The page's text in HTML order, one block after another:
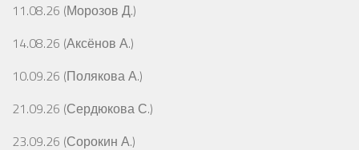
11.08.26 (Морозов Д.)
14.08.26 (Аксёнов А.)
10.09.26 (Полякова А.)
21.09.26 (Сердюкова С.)
23.09.26 (Сорокин А.)